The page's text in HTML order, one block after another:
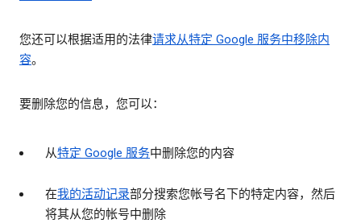
您还可以根据适用的法律请求从特定 Google 服务中移除内
容。
要删除您的信息，您可以：
从特定 Google 服务中删除您的内容
在我的活动记录部分搜索您帐号名下的特定内容，然后
将其从您的帐号中删除